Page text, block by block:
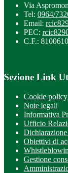
Via
Tel: 0964/
Email:
PEC:
C.F.:
Sezione Link
Cookie policy
Note legali
Informativa
Ufficio
Obiettivi di
Gestione